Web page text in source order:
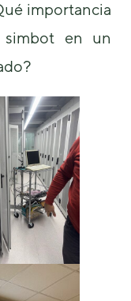
importancia
en un